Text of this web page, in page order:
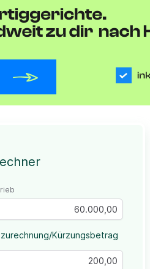
Kürzungsbetrag